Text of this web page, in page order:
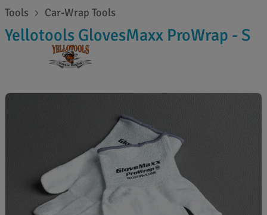
Tools Car-Wrap Tools
Yellotools GlovesMaxx ProWrap - S